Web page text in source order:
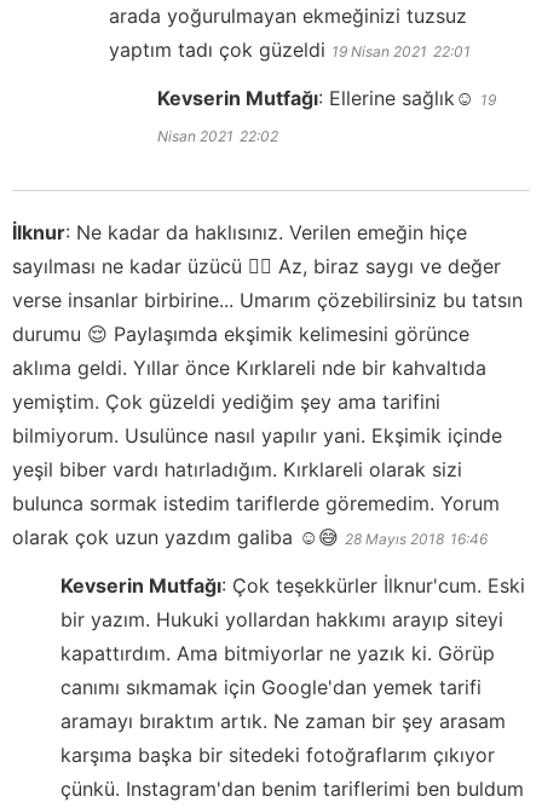
arada yoğurulmayan ekmeğinizi tuzsuz
yaptım tadı çok güzeldi 19 Nisan 2021 22:01
Kevserin Mutfağı: Ellerine sağlık☺️ 19
Nisan 2021 22:02
İlknur: Ne kadar da haklısınız. Verilen emeğin hiçe
sayılması ne kadar üzücü 🙇‍♀️ Az, biraz saygı ve değer
verse insanlar birbirine... Umarım çözebilirsiniz bu tatsın
durumu 😌 Paylaşımda ekşimik kelimesini görünce
aklıma geldi. Yıllar önce Kırklareli nde bir kahvaltıda
yemiştim. Çok güzeldi yediğim şey ama tarifini
bilmiyorum. Usulünce nasıl yapılır yani. Ekşimik içinde
yeşil biber vardı hatırladığım. Kırklareli olarak sizi
bulunca sormak istedim tariflerde göremedim. Yorum
olarak çok uzun yazdım galiba ☺️😅 28 Mayıs 2018 16:46
Kevserin Mutfağı: Çok teşekkürler İlknur'cum. Eski
bir yazım. Hukuki yollardan hakkımı arayıp siteyi
kapattırdım. Ama bitmiyorlar ne yazık ki. Görüp
canımı sıkmamak için Google'dan yemek tarifi
aramayı bıraktım artık. Ne zaman bir şey arasam
karşıma başka bir sitedeki fotoğraflarım çıkıyor
çünkü. Instagram'dan benim tariflerimi ben buldum